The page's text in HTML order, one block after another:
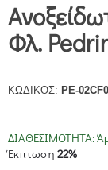
Φλ.
ΚΩΔΙΚΟΣ: PE-
ΔΙΑΘΕΣΙΜΟΤΗΤΑ:
Έκπτωση 22%